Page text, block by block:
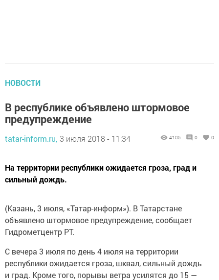
НОВОСТИ
В республике объявлено штормовое
предупреждение
tatar-inform.ru, 3 июля 2018 - 11:34 4105 0 0
На территории республики ожидается гроза, град и
сильный дождь.
(Казань, 3 июля, «Татар-информ»). В Татарстане
объявлено штормовое предупреждение, сообщает
Гидрометцентр РТ.
С вечера 3 июля по день 4 июля на территории
республики ожидается гроза, шквал, сильный дождь
и град. Кроме того, порывы ветра усилятся до 15 —